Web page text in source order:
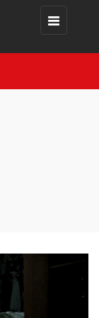
Toggle